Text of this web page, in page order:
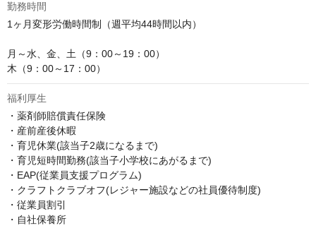
勤務時間
1ヶ月変形労働時間制（週平均44時間以内）
月～水、金、土（9：00～19：00）
木（9：00～17：00）
福利厚生
・薬剤師賠償責任保険
・産前産後休暇
・育児休業(該当子2歳になるまで)
・育児短時間勤務(該当子小学校にあがるまで)
・EAP(従業員支援プログラム)
・クラフトクラブオフ(レジャー施設などの社員優待制度)
・従業員割引
・自社保養所